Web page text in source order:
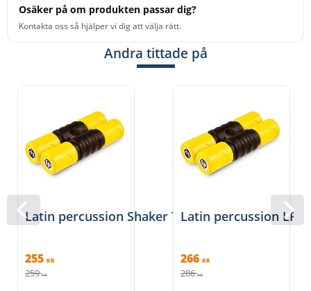
Osäker på om produkten passar dig?
Kontakta oss så hjälper vi dig att välja rätt.
Andra tittade på
Latin percussion Shaker Twist 2 par
255 KR
259 KR
Latin percussion
266 KR
286 KR